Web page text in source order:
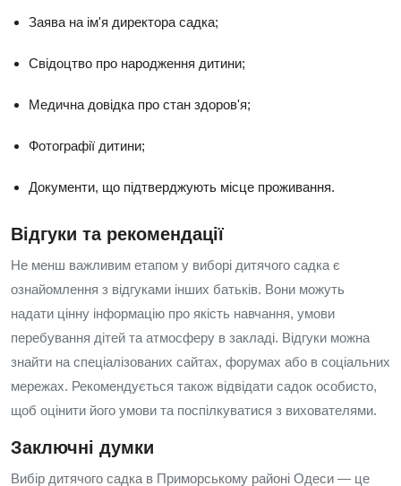
Заява на ім'я директора садка;
Свідоцтво про народження дитини;
Медична довідка про стан здоров'я;
Фотографії дитини;
Документи, що підтверджують місце проживання.
Відгуки та рекомендації
Не менш важливим етапом у виборі дитячого садка є
ознайомлення з відгуками інших батьків. Вони можуть
надати цінну інформацію про якість навчання, умови
перебування дітей та атмосферу в закладі. Відгуки можна
знайти на спеціалізованих сайтах, форумах або в соціальних
мережах. Рекомендується також відвідати садок особисто,
щоб оцінити його умови та поспілкуватися з вихователями.
Заключні думки
Вибір дитячого садка в Приморському районі Одеси — це